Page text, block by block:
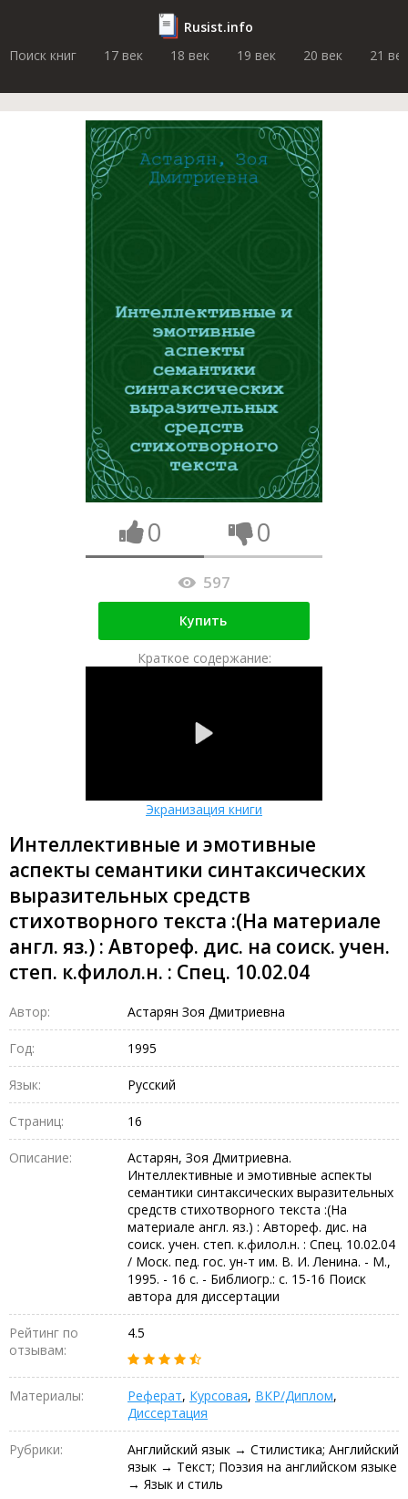
Rusist.info
Поиск книг
17 век 18 век 19 век 20 век 21 век
0 0
597
Купить
Краткое содержание:
Экранизация книги
Интеллективные и эмотивные
аспекты семантики синтаксических
выразительных средств
стихотворного текста :(На материале
англ. яз.) : Автореф. дис. на соиск. учен.
степ. к.филол.н. : Спец. 10.02.04
Автор: Астарян Зоя Дмитриевна
Год: 1995
Язык: Русский
Страниц: 16
Описание:
Астарян, Зоя Дмитриевна.
Интеллективные и эмотивные аспекты
семантики синтаксических выразительных
средств стихотворного текста :(На
материале англ. яз.) : Автореф. дис. на
соиск. учен. степ. к.филол.н. : Спец. 10.02.04
/ Моск. пед. гос. ун-т им. В. И. Ленина. - М.,
1995. - 16 с. - Библиогр.: с. 15-16 Поиск
автора для диссертации
Рейтинг по
отзывам:
4.5
Материалы: Реферат, Курсовая, ВКР/Диплом,
Диссертация
Рубрики:
Английский язык → Стилистика; Английский
язык → Текст; Поэзия на английском языке
→ Язык и стиль